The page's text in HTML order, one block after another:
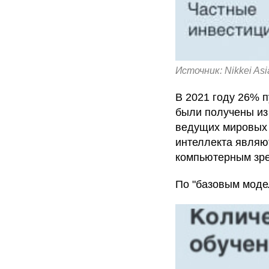
Источник: Nikkei
В 2021 году 26%
были получены
ведущих мировых
интеллекта
компьютерным
По "базовым